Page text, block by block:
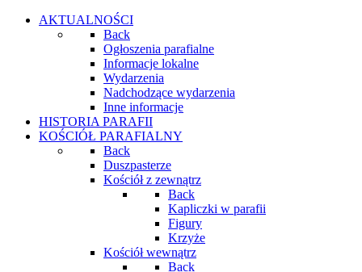
AKTUALNOŚCI
Back
Ogłoszenia parafialne
Informacje lokalne
Wydarzenia
Nadchodzące wydarzenia
Inne informacje
HISTORIA PARAFII
KOŚCIÓŁ PARAFIALNY
Back
Duszpasterze
Kościół z zewnątrz
Back
Kapliczki w parafii
Figury
Krzyże
Kościół wewnątrz
Back